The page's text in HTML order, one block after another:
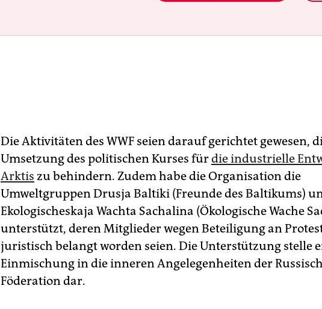
Die Aktivitäten des WWF seien darauf gerichtet gewesen,
Umsetzung des politischen Kurses fürdie industrielle
Arktis zu behindern. Zudem habe die Organisation die
Umweltgruppen Drusja Baltiki (Freunde des Baltikums)
Ekologischeskaja Wachta Sachalina (Ökologische Wache
unterstützt, deren Mitglieder wegen Beteiligung an
juristisch belangt worden seien. Die Unterstützung stelle
Einmischung in die inneren Angelegenheiten der
Föderation dar.